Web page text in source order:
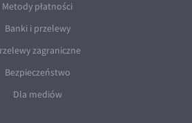
Metody płatności
Banki i przelewy
zagraniczne
Bezpieczeństwo
Dla mediów